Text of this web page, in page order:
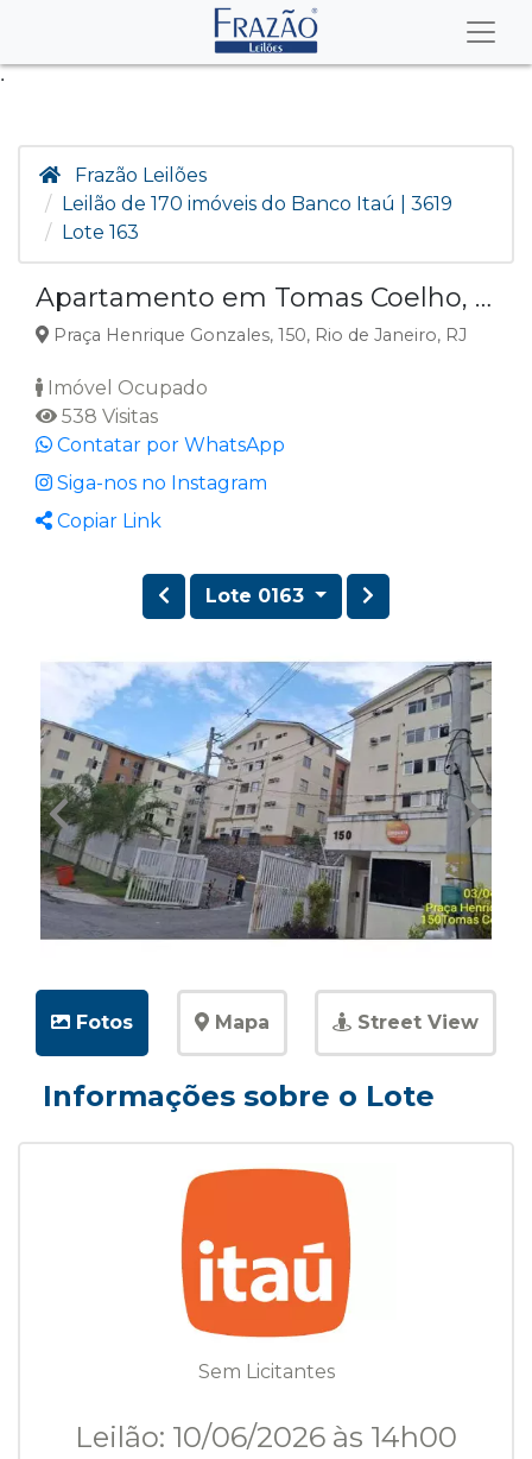
.
Frazão Leilões
Leilão de 170 imóveis do Banco Itaú | 3619
Lote 163
Apartamento em Tomas Coelho, Rio de Janeiro RJ
Praça Henrique Gonzales, 150, Rio de Janeiro, RJ
Imóvel Ocupado
538 Visitas
Contatar por WhatsApp
Siga-nos no Instagram
Copiar Link
Lote 0163
Fotos Mapa Street View
Informações sobre o Lote
Sem Licitantes
Leilão: 10/06/2026 às 14h00